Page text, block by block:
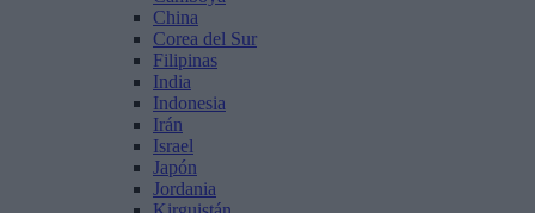
China
Corea del Sur
Filipinas
India
Indonesia
Irán
Israel
Japón
Jordania